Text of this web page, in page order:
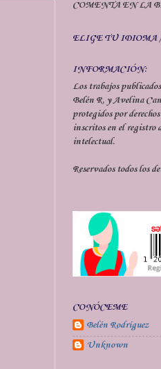
COMENTA EN LA
ELIGE TU IDIOMA
INFORMACIÓN:
Los trabajos
Belén R. y Avelina
protegidos por
inscritos en el registro
intelectual.
Reservados todos los
CONÓCEME
Belén Rodríguez
Unknown